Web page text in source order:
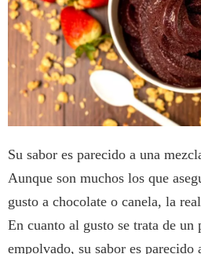
Su sabor es parecido a una
Aunque son muchos los que
gusto a chocolate o canela, la
En cuanto al gusto se trata de
empolvado, su sabor es